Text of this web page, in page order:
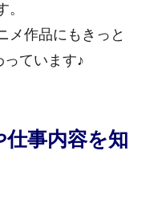
メ作品にもきっと
っています♪
事内容を知